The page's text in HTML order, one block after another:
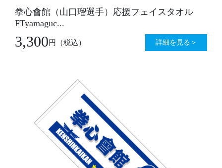
拳心會館（山口瑠選手）応援フェイスタオル
FTyamaguc...
3,300円 （税込） 詳細を見る＞